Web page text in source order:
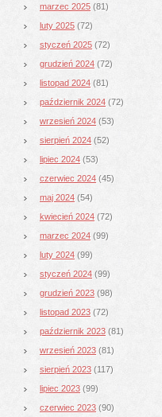
marzec 2025 (81)
luty 2025 (72)
styczeń 2025 (72)
grudzień 2024 (72)
listopad 2024 (81)
październik 2024 (72)
wrzesień 2024 (53)
sierpień 2024 (52)
lipiec 2024 (53)
czerwiec 2024 (45)
maj 2024 (54)
kwiecień 2024 (72)
marzec 2024 (99)
luty 2024 (99)
styczeń 2024 (99)
grudzień 2023 (98)
listopad 2023 (72)
październik 2023 (81)
wrzesień 2023 (81)
sierpień 2023 (117)
lipiec 2023 (99)
czerwiec 2023 (90)